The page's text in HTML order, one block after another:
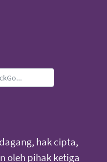
hak cipta,
oleh pihak ketiga